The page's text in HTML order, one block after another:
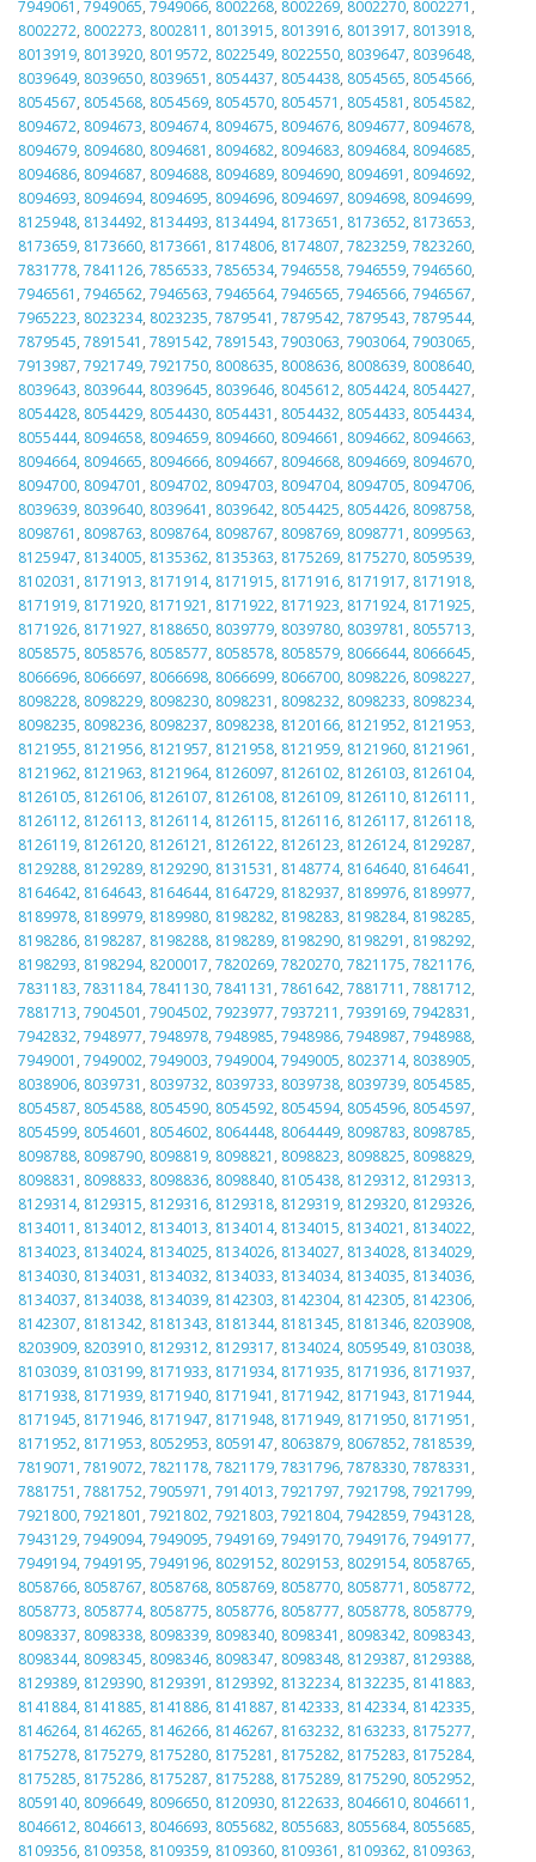
7949061 , 7949065, 7949066, 8002268, 8002269, 8002270, 8002271 ,
8002272, 8002273, 8002811 , 8013915, 8013916, 8013917, 8013918,
8013919, 8013920, 8019572, 8022549, 8022550, 8039647, 8039648,
8039649, 8039650, 8039651 , 8054437, 8054438, 8054565, 8054566,
8054567, 8054568, 8054569, 8054570, 8054571 , 8054581 , 8054582,
8094672, 8094673, 8094674, 8094675, 8094676, 8094677, 8094678,
8094679, 8094680, 8094681 , 8094682, 8094683, 8094684, 8094685,
8094686, 8094687, 8094688, 8094689, 8094690, 8094691 , 8094692,
8094693, 8094694, 8094695, 8094696, 8094697, 8094698, 8094699,
8125948, 8134492, 8134493, 8134494, 8173651 , 8173652, 8173653,
8173659, 8173660, 8173661 , 8174806, 8174807, 7823259, 7823260,
7831778, 7841126, 7856533, 7856534, 7946558, 7946559, 7946560,
7946561 , 7946562, 7946563, 7946564, 7946565, 7946566, 7946567,
7965223, 8023234, 8023235, 7879541 , 7879542, 7879543, 7879544,
7879545, 7891541 , 7891542, 7891543, 7903063, 7903064, 7903065,
7913987, 7921749, 7921750, 8008635, 8008636, 8008639, 8008640,
8039643, 8039644, 8039645, 8039646, 8045612, 8054424, 8054427,
8054428, 8054429, 8054430, 8054431 , 8054432, 8054433, 8054434,
8055444, 8094658, 8094659, 8094660, 8094661 , 8094662, 8094663,
8094664, 8094665, 8094666, 8094667, 8094668, 8094669, 8094670,
8094700, 8094701 , 8094702, 8094703, 8094704, 8094705, 8094706,
8039639, 8039640, 8039641 , 8039642, 8054425, 8054426, 8098758,
8098761 , 8098763, 8098764, 8098767, 8098769, 8098771 , 8099563,
8125947, 8134005, 8135362, 8135363, 8175269, 8175270, 8059539,
8102031 , 8171913, 8171914, 8171915, 8171916, 8171917, 8171918,
8171919, 8171920, 8171921 , 8171922, 8171923, 8171924, 8171925,
8171926, 8171927, 8188650, 8039779, 8039780, 8039781 , 8055713,
8058575, 8058576, 8058577, 8058578, 8058579, 8066644, 8066645,
8066696, 8066697, 8066698, 8066699, 8066700, 8098226, 8098227,
8098228, 8098229, 8098230, 8098231 , 8098232, 8098233, 8098234,
8098235, 8098236, 8098237, 8098238, 8120166, 8121952, 8121953,
8121955, 8121956, 8121957, 8121958, 8121959, 8121960, 8121961 ,
8121962, 8121963, 8121964, 8126097, 8126102, 8126103, 8126104,
8126105, 8126106, 8126107, 8126108, 8126109, 8126110, 8126111 ,
8126112, 8126113, 8126114, 8126115, 8126116, 8126117, 8126118,
8126119, 8126120, 8126121 , 8126122, 8126123, 8126124, 8129287,
8129288, 8129289, 8129290, 8131531 , 8148774, 8164640, 8164641 ,
8164642, 8164643, 8164644, 8164729, 8182937, 8189976, 8189977,
8189978, 8189979, 8189980, 8198282, 8198283, 8198284, 8198285,
8198286, 8198287, 8198288, 8198289, 8198290, 8198291 , 8198292,
8198293, 8198294, 8200017, 7820269, 7820270, 7821175, 7821176,
7831183, 7831184, 7841130, 7841131 , 7861642, 7881711 , 7881712,
7881713, 7904501 , 7904502, 7923977, 7937211 , 7939169, 7942831 ,
7942832, 7948977, 7948978, 7948985, 7948986, 7948987, 7948988,
7949001 , 7949002, 7949003, 7949004, 7949005, 8023714, 8038905,
8038906, 8039731 , 8039732, 8039733, 8039738, 8039739, 8054585,
8054587, 8054588, 8054590, 8054592, 8054594, 8054596, 8054597,
8054599, 8054601 , 8054602, 8064448, 8064449, 8098783, 8098785,
8098788, 8098790, 8098819, 8098821 , 8098823, 8098825, 8098829,
8098831 , 8098833, 8098836, 8098840, 8105438, 8129312, 8129313,
8129314, 8129315, 8129316, 8129318, 8129319, 8129320, 8129326,
8134011 , 8134012, 8134013, 8134014, 8134015, 8134021 , 8134022,
8134023, 8134024, 8134025, 8134026, 8134027, 8134028, 8134029,
8134030, 8134031 , 8134032, 8134033, 8134034, 8134035, 8134036,
8134037, 8134038, 8134039, 8142303, 8142304, 8142305, 8142306,
8142307, 8181342, 8181343, 8181344, 8181345, 8181346, 8203908,
8203909, 8203910, 8129312, 8129317, 8134024, 8059549, 8103038,
8103039, 8103199, 8171933, 8171934, 8171935, 8171936, 8171937,
8171938, 8171939, 8171940, 8171941 , 8171942, 8171943, 8171944,
8171945, 8171946, 8171947, 8171948, 8171949, 8171950, 8171951 ,
8171952, 8171953, 8052953, 8059147, 8063879, 8067852, 7818539,
7819071 , 7819072, 7821178, 7821179, 7831796, 7878330, 7878331 ,
7881751 , 7881752, 7905971 , 7914013, 7921797, 7921798, 7921799,
7921800, 7921801 , 7921802, 7921803, 7921804, 7942859, 7943128,
7943129, 7949094, 7949095, 7949169, 7949170, 7949176, 7949177,
7949194, 7949195, 7949196, 8029152, 8029153, 8029154, 8058765,
8058766, 8058767, 8058768, 8058769, 8058770, 8058771 , 8058772,
8058773, 8058774, 8058775, 8058776, 8058777, 8058778, 8058779,
8098337, 8098338, 8098339, 8098340, 8098341 , 8098342, 8098343,
8098344, 8098345, 8098346, 8098347, 8098348, 8129387, 8129388,
8129389, 8129390, 8129391 , 8129392, 8132234, 8132235, 8141883,
8141884, 8141885, 8141886, 8141887, 8142333, 8142334, 8142335,
8146264, 8146265, 8146266, 8146267, 8163232, 8163233, 8175277,
8175278, 8175279, 8175280, 8175281 , 8175282, 8175283, 8175284,
8175285, 8175286, 8175287, 8175288, 8175289, 8175290, 8052952,
8059140, 8096649, 8096650, 8120930, 8122633, 8046610, 8046611 ,
8046612, 8046613, 8046693, 8055682, 8055683, 8055684, 8055685,
8109356, 8109358, 8109359, 8109360, 8109361 , 8109362, 8109363,